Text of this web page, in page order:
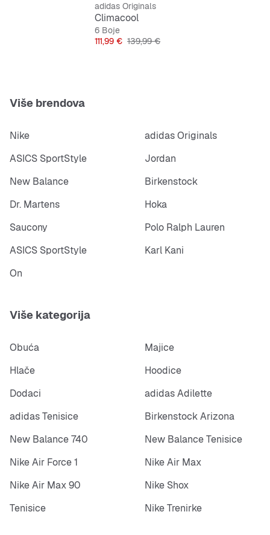
adidas Originals
Climacool
6 Boje
Cijena
111,99 € Originalna cijena
139,99 €
Više brendova
Nike
adidas Originals
ASICS SportStyle
Jordan
New Balance
Birkenstock
Dr. Martens
Hoka
Saucony
Polo Ralph Lauren
ASICS SportStyle
Karl Kani
On
Više kategorija
Obuća
Majice
Hlače
Hoodice
Dodaci
adidas Adilette
adidas Tenisice
Birkenstock Arizona
New Balance 740
New Balance Tenisice
Nike Air Force 1
Nike Air Max
Nike Air Max 90
Nike Shox
Tenisice
Nike Trenirke